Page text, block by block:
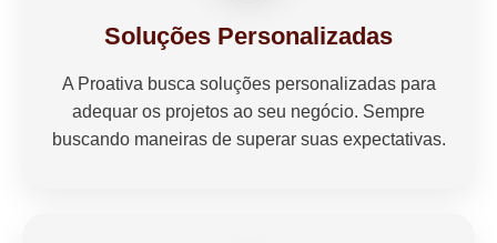
Soluções Personalizadas
A Proativa busca soluções personalizadas para
adequar os projetos ao seu negócio. Sempre
buscando maneiras de superar suas expectativas.